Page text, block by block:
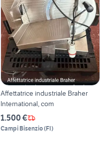
Affettatrice industriale Braher
International, com
1.500 €
Campi Bisenzio(FI)